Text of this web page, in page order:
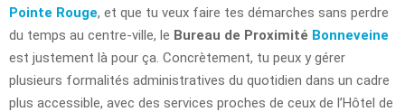
Pointe Rouge, et que tu veux faire tes démarches sans perdre
du temps au centre-ville, le Bureau de Proximité Bonneveine
est justement là pour ça. Concrètement, tu peux y gérer
plusieurs formalités administratives du quotidien dans un cadre
plus accessible, avec des services proches de ceux de l’Hôtel de